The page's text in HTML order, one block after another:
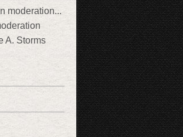
moderation...
A. Storms